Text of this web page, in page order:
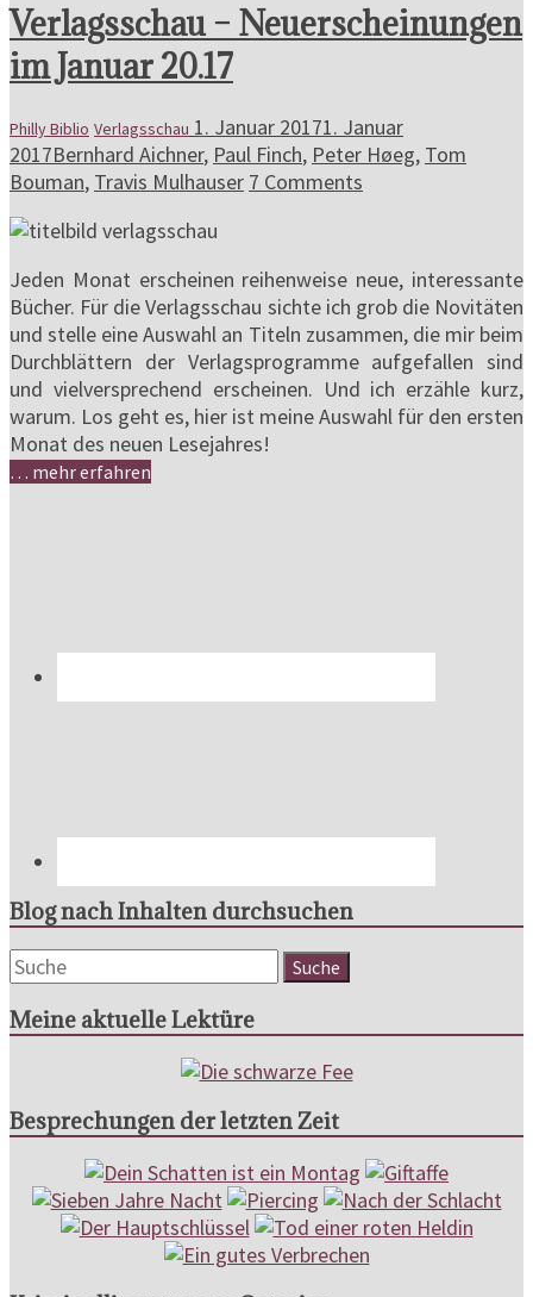
Verlagsschau – Neuerscheinungen
im Januar 20.17
Philly Biblio Verlagsschau 1. Januar 20171. Januar
2017Bernhard Aichner, Paul Finch, Peter Høeg, Tom
Bouman, Travis Mulhauser 7 Comments
Jeden Monat erscheinen reihenweise neue, interessante
Bücher. Für die Verlagsschau sichte ich grob die Novitäten
und stelle eine Auswahl an Titeln zusammen, die mir beim
Durchblättern der Verlagsprogramme aufgefallen sind
und vielversprechend erscheinen. Und ich erzähle kurz,
warum. Los geht es, hier ist meine Auswahl für den ersten
Monat des neuen Lesejahres!
… mehr erfahren
Blog nach Inhalten durchsuchen
Meine aktuelle Lektüre
Besprechungen der letzten Zeit